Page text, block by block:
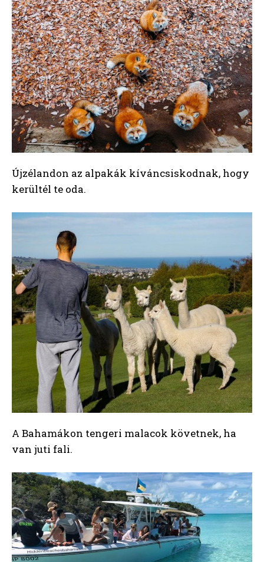
Újzélandon az alpakák kíváncsiskodnak, hogy
kerültél te oda.
A Bahamákon tengeri malacok követnek, ha
van juti fali.